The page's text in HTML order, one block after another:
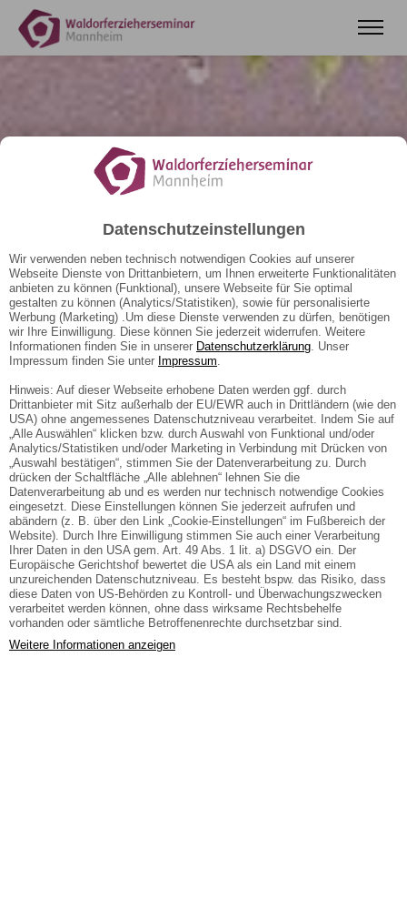
Datenschutzeinstellungen
Wir verwenden neben technisch notwendigen Cookies auf unserer
Webseite Dienste von Drittanbietern, um Ihnen erweiterte Funktionalitäten
anbieten zu können (Funktional), unsere Webseite für Sie optimal
gestalten zu können (Analytics/Statistiken), sowie für personalisierte
Werbung (Marketing) .Um diese Dienste verwenden zu dürfen, benötigen
wir Ihre Einwilligung. Diese können Sie jederzeit widerrufen. Weitere
Informationen finden Sie in unserer Datenschutzerklärung. Unser
Impressum finden Sie unter Impressum.
Hinweis: Auf dieser Webseite erhobene Daten werden ggf. durch
Drittanbieter mit Sitz außerhalb der EU/EWR auch in Drittländern (wie den
USA) ohne angemessenes Datenschutzniveau verarbeitet. Indem Sie auf
„Alle Auswählen“ klicken bzw. durch Auswahl von Funktional und/oder
Analytics/Statistiken und/oder Marketing in Verbindung mit Drücken von
„Auswahl bestätigen“, stimmen Sie der Datenverarbeitung zu. Durch
drücken der Schaltfläche „Alle ablehnen“ lehnen Sie die
Datenverarbeitung ab und es werden nur technisch notwendige Cookies
eingesetzt. Diese Einstellungen können Sie jederzeit aufrufen und
abändern (z. B. über den Link „Cookie-Einstellungen“ im Fußbereich der
Website). Durch Ihre Einwilligung stimmen Sie auch einer Verarbeitung
Ihrer Daten in den USA gem. Art. 49 Abs. 1 lit. a) DSGVO ein. Der
Europäische Gerichtshof bewertet die USA als ein Land mit einem
unzureichenden Datenschutzniveau. Es besteht bspw. das Risiko, dass
diese Daten von US-Behörden zu Kontroll- und Überwachungszwecken
verarbeitet werden können, ohne dass wirksame Rechtsbehelfe
vorhanden oder sämtliche Betroffenenrechte durchsetzbar sind.
Weitere Informationen anzeigen